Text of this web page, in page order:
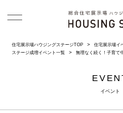
住宅展示場ハウジングステージTOP 住宅展示場イ
ステージ成増イベント一覧
無理なく続く！子育て
イベント